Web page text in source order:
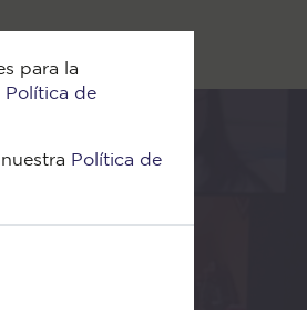
para la
Política de
Política de